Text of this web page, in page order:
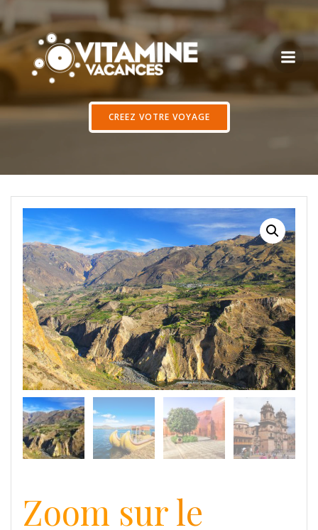
au
contenu
CREEZ VOTRE VOYAGE
Zoom surle